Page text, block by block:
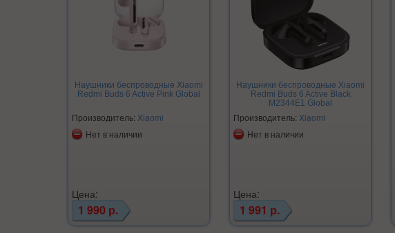
Наушники беспроводные Xiaomi
Redmi Buds 6 Active Pink Global
Производитель: Xiaomi
Нет в наличии
Цена:
1 990 р.
Наушники беспроводные Xiaomi
Redmi Buds 6 Active Black
M2344E1 Global
Производитель: Xiaomi
Нет в наличии
Цена:
1 991 р.